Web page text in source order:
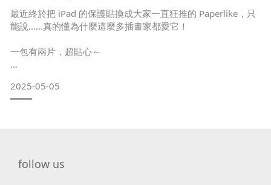
最近終於把 iPad 的保護貼換成大家一直狂推的 Paperlike，只
能說……真的懂為什麼這麼多插畫家都愛它！
一包有兩片，超貼心～
片，創作節奏完全不會被打斷。
控制都更準！ 還有一點我超在意的——筆尖磨損。
2025-05-05
follow us